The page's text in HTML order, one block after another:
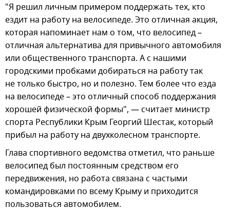
"Я решил личным примером поддержать тех, кто
ездит на работу на велосипеде. Это отличная акция,
которая напоминает нам о том, что велосипед –
отличная альтернатива для привычного автомобиля
или общественного транспорта. А с нашими
городскими пробками добираться на работу так
не только быстро, но и полезно. Тем более что езда
на велосипеде – это отличный способ поддержания
хорошей физической формы", — считает министр
спорта Республики Крым Георгий Шестак, который
прибыл на работу на двухколесном транспорте.
Глава спортивного ведомства отметил, что раньше
велосипед был постоянным средством его
передвижения, но работа связана с частыми
командировками по всему Крыму и приходится
пользоваться автомобилем.